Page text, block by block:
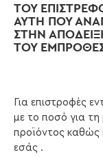
ΤΟΥ
ΑΥΤΉ ΠΟΥ
ΣΤΗΝ
ΤΟΥ
Για επιστροφές
με το ποσό για
προϊόντος καθώς
εσάς .